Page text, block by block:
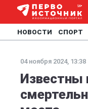
НОВОСТИ СПОРТ
04 ноября 2024, 13:38
Известны